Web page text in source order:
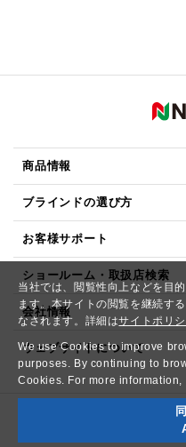
当社では、閲覧性向上などを目
ます。本サイトの閲覧を継続す
なされます。詳細はサイトポリ
We use Cookies to improve
purposes. By continuing to
Cookies. For more
商品情報
ブラインドの選び方
お客様サポート
ショールーム・取扱店検索
会社情報
ウェブサイトについて
Copyright© NICHIBEI